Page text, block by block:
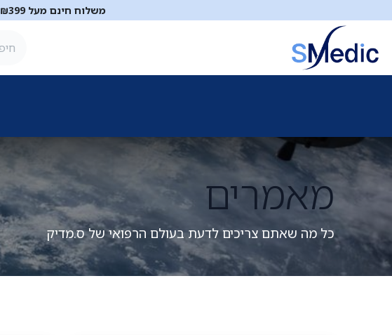
משלוח חינם מעל ₪399!
מאמרים
כל מה שאתם צריכים לדעת בעולם הרפואי של ס.מדיק